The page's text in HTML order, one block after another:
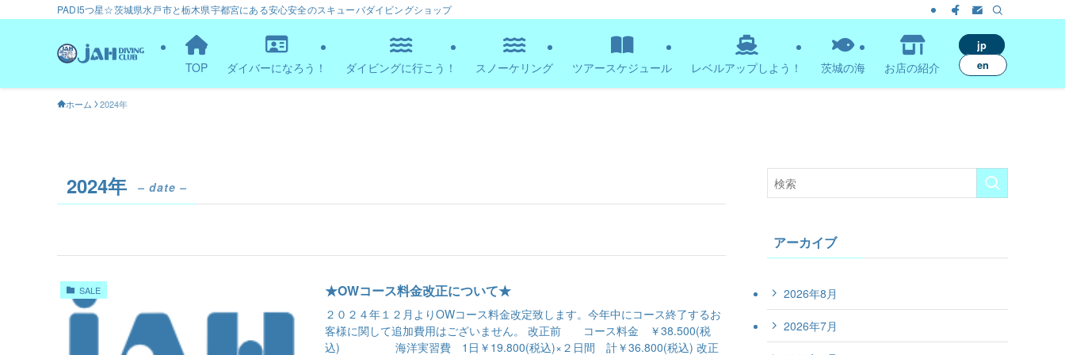
PADI5つ星☆茨城県水戸市と栃木県宇都宮にある安心安全のスキューバダイビングショップ
TOP ダイバーになろう！ ダイビングに行こう！ スノーケリング ツアースケジュール レベルアップしよう！ 茨城の海 お店の紹介
jp
en
ホーム 2024年
2024年 – date –
SALE ★OWコース料金改正について★
２０２４年１２月よりOWコース料金改定致します。今年中にコース終了するお
客様に関して追加費用はございません。 改正前 コース料金 ￥38.500(税
込) 海洋実習費 1日￥19.800(税込)×２日間 計￥36.800(税込) 改正
アーカイブ
2026年8月
2026年7月